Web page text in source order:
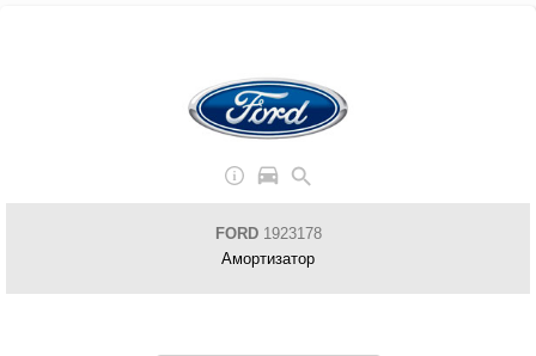
FORD1923178
Амортизатор